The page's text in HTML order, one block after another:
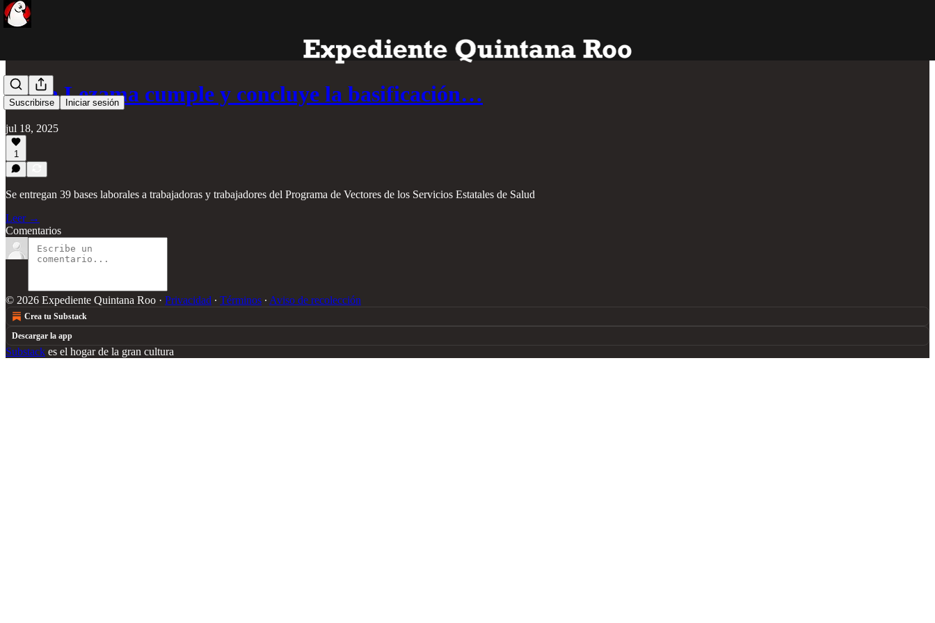
Suscribirse Iniciar sesión
Mara Lezama cumple y concluye la basificación…
jul 18, 2025
1
Se entregan 39 bases laborales a trabajadoras y trabajadores del Programa de Vectores de los Servicios Estatales de Salud
Leer →
Comentarios
© 2026 Expediente Quintana Roo · Privacidad ∙ Términos ∙ Aviso de recolección
Crea tu Substack
Descargar la app
Substack es el hogar de la gran cultura